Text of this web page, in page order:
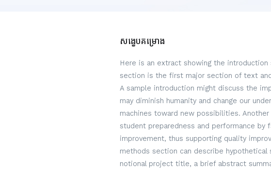
សង្ខេបគម្រោង
Here is an extract showing the
section is the first major section of text
A sample introduction might discuss the
may diminish humanity and change our
machines toward new possibilities.
student preparedness and performance
improvement, thus supporting quality
methods section can describe
notional project title, a brief abstract